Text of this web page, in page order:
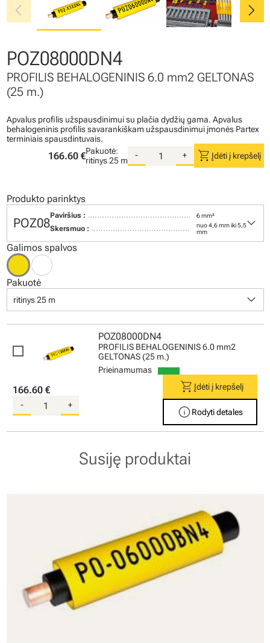
chevron_left chevron_right
POZ08000DN4
PROFILIS BEHALOGENINIS 6.0 mm2 GELTONAS
(25 m.)
Apvalus profilis užspausdinimui su plačia dydžių gama. Apvalus
behalogeninis profilis savarankiškam užspausdinimui įmonės Partex
terminiais spausdintuvais.
166.60 €Pakuotė:
ritinys25 m
- + shopping_cart Įdėti į krepšelį
Produkto parinktys
POZ08
Paviršius : 6 mm²
Skersmuo :
nuo 4,6 mm iki 5,5
mm
keyboard_arrow_down
Galimos spalvos
Pakuotė
ritinys 25 m keyboard_arrow_down
POZ08000DN4
PROFILIS BEHALOGENINIS 6.0 mm2
GELTONAS (25 m.)
Prieinamumas
166.60 €
- +
shopping_cartĮdėti į krepšelį
info Rodyti detales
Susiję produktai